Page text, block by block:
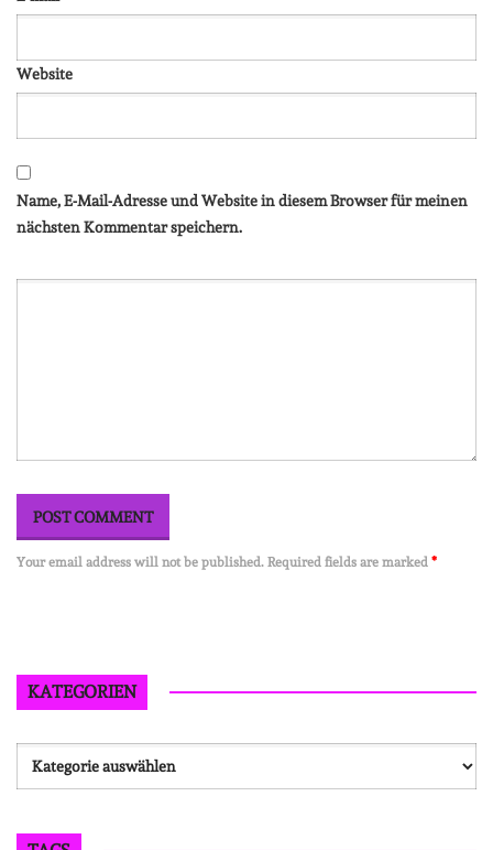
Website
Name, E-Mail-Adresse und Website in diesem Browser für meinen
nächsten Kommentar speichern.
Your email address will not be published. Required fields are marked *
KATEGORIEN
Kategorien